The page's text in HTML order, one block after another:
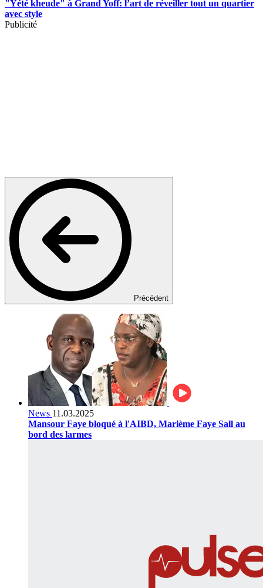
"Yété kheude" à Grand Yoff: l’art de réveiller tout un quartier
avec style
Publicité
Précédent
News 11.03.2025
Mansour Faye bloqué à l'AIBD, Marième Faye Sall au
bord des larmes